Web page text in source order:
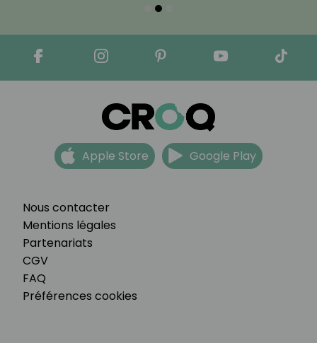
Nous contacter
Mentions légales
Partenariats
CGV
FAQ
Préférences cookies
Apple Store Google Play